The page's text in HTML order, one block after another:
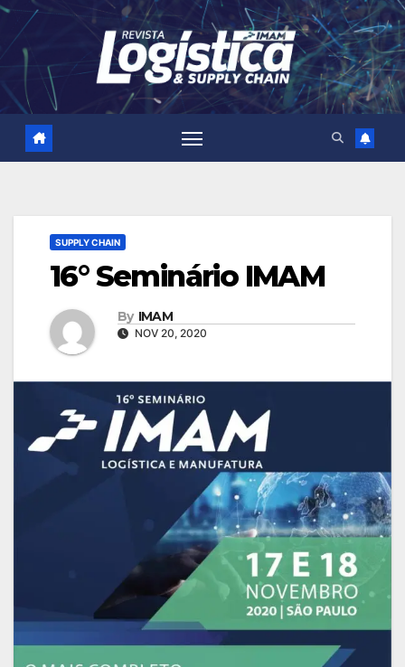
Skip
content
SUPPLY CHAIN
16° Seminário IMAM
By IMAM
NOV 20, 2020